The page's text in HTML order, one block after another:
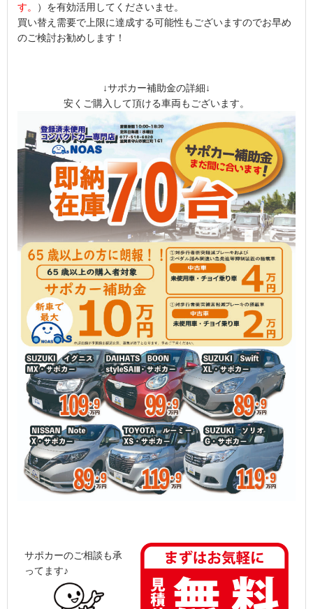
す。
）を有効活用してくださいませ。
買い替え需要で上限に達成する可能性もございますのでお早め
のご検討お勧めします！
↓サポカー補助金の詳細↓
安くご購入して頂ける車両もございます。
サポカーのご相談も承
ってます♪